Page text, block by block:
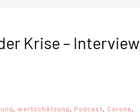
Krise – Interview
, wertschätzung, Podcast, Corona,